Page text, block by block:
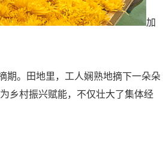
加
期。田地里，工人娴熟地摘下一朵朵
乡村振兴赋能，不仅壮大了集体经